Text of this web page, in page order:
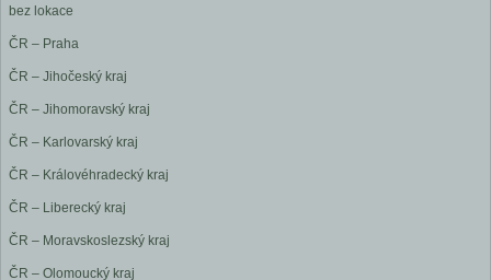
bez lokace
ČR – Praha
ČR – Jihočeský kraj
ČR – Jihomoravský kraj
ČR – Karlovarský kraj
ČR – Královéhradecký kraj
ČR – Liberecký kraj
ČR – Moravskoslezský kraj
ČR – Olomoucký kraj